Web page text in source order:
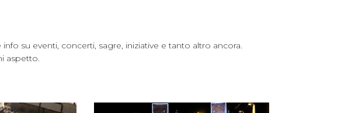
su eventi, concerti, sagre, iniziative e tanto altro ancora.
aspetto.